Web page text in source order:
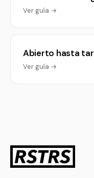
Ver guía →
Abierto hasta
Ver guía →